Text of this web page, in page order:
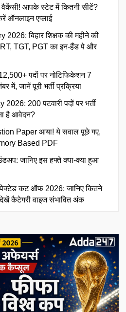
वैकेंसी! आपके स्टेट में कितनी सीटें?
ऑनलाइन एप्लाई
बिहार शिक्षक की महीने की
TGT, PGT का इन-हैंड पे और
पदों पर नोटिफिकेशन 7
में, जानें पूरी भर्ती प्रक्रिया
200 पटवारी पदों पर भर्ती
है आवेदन?
Paper आया! ये सवाल पूछे गए,
Based PDF
जानिए इस हफ्ते क्या-क्या हुआ
कट ऑफ 2026: जानिए कितने
कैटेगरी वाइज संभावित अंक